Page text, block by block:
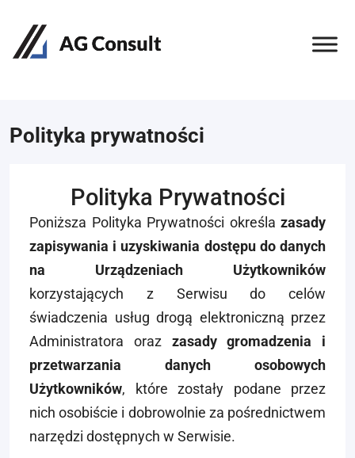
Polityka prywatności
Polityka Prywatności
Poniższa Polityka Prywatności określa zasady
zapisywania i uzyskiwania dostępu do danych
na Urządzeniach Użytkowników
korzystających z Serwisu do celów
świadczenia usług drogą elektroniczną przez
Administratora oraz zasady gromadzenia i
przetwarzania danych osobowych
Użytkowników, które zostały podane przez
nich osobiście i dobrowolnie za pośrednictwem
narzędzi dostępnych w Serwisie.